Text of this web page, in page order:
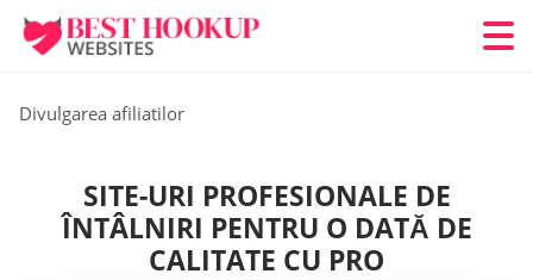
Divulgarea afiliatilor
SITE-URI PROFESIONALE DE
ÎNTÂLNIRI PENTRU O DATĂ DE
CALITATE CU PRO